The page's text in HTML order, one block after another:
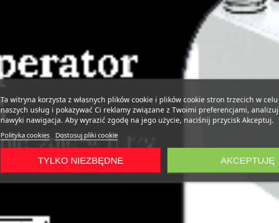
Ta witryna korzysta z własnych plików cookie i plików cookie stron trzecich w
naszych usług i pokazywać Ci reklamy związane z Twoimi preferencjami,
nawyki nawigacja. Aby wyrazić zgodę na jego użycie, naciśnij przycisk Akceptuj.
Polityka cookies Dostosuj pliki cookie
TYLKO NIEZBĘDNE AKCEPTUJĘ